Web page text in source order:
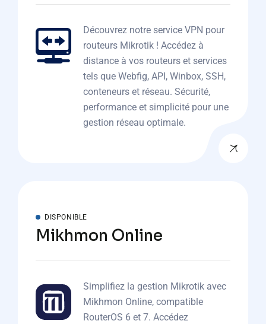
Découvrez notre service VPN pour
routeurs Mikrotik ! Accédez à
distance à vos routeurs et services
tels que Webfig, API, Winbox, SSH,
conteneurs et réseau. Sécurité,
performance et simplicité pour une
gestion réseau optimale.
DISPONIBLE
Mikhmon Online
Simplifiez la gestion Mikrotik avec
Mikhmon Online, compatible
RouterOS 6 et 7. Accédez